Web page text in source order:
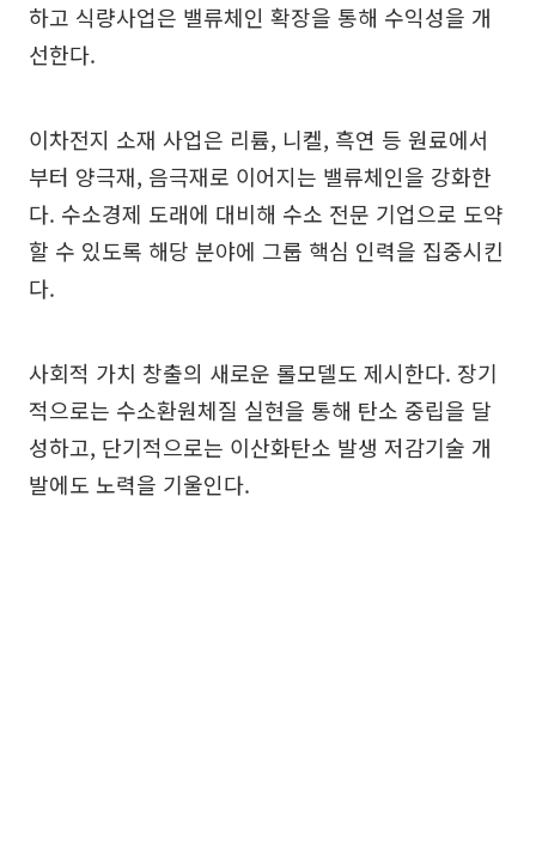
하고 식량사업은 밸류체인 확장을 통해 수익성을 개
선한다.
이차전지 소재 사업은 리륨, 니켈, 흑연 등 원료에서
부터 양극재, 음극재로 이어지는 밸류체인을 강화한
다. 수소경제 도래에 대비해 수소 전문 기업으로 도약
할 수 있도록 해당 분야에 그룹 핵심 인력을 집중시킨
다.
사회적 가치 창출의 새로운 롤모델도 제시한다. 장기
적으로는 수소환원체질 실현을 통해 탄소 중립을 달
성하고, 단기적으로는 이산화탄소 발생 저감기술 개
발에도 노력을 기울인다.